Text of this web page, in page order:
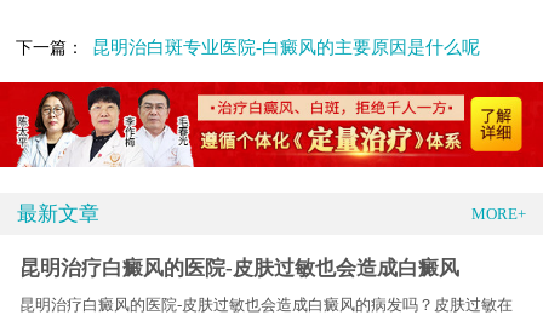
下一篇： 昆明治白斑专业医院-白癜风的主要原因是什么呢
最新文章 MORE+
昆明治疗白癜风的医院-皮肤过敏也会造成白癜风
昆明治疗白癜风的医院-皮肤过敏也会造成白癜风的病发吗？皮肤过敏在